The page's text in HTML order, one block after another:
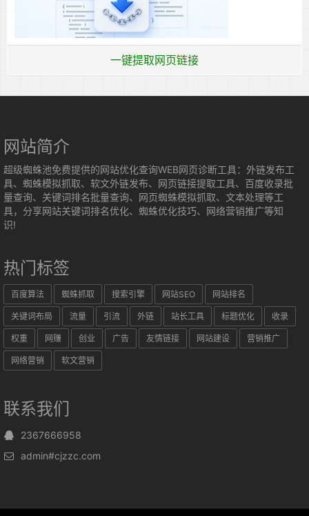
一键提取网页链接
网站简介
超级蜘蛛池免费提供的网站优化查询WEB网页诊断工具：外链发布工
具、蜘蛛模拟抓取、软文外链发布、网页链接提取工具、百度收录批
量查询、关键词排名批量查询、网页蜘蛛模拟抓取、文本处理等工
具，分享网站关键词排名优化、蜘蛛优化技巧、网络营销推广等知
识!
热门标签
百度算法 蜘蛛抓取 搜索引擎 网站SEO 网站排名
关键词布局 流量 引流 外链 站长工具 标题优化 收录
权重 网赚 创业 广告 友情链接 网站建设 营销推广
网络营销 软文营销
联系我们
2367666958
admin#cjzzc.com